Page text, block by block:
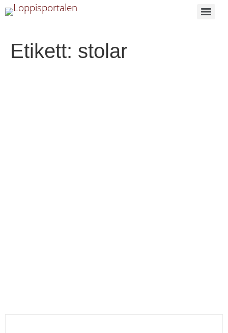
Etikett: stolar